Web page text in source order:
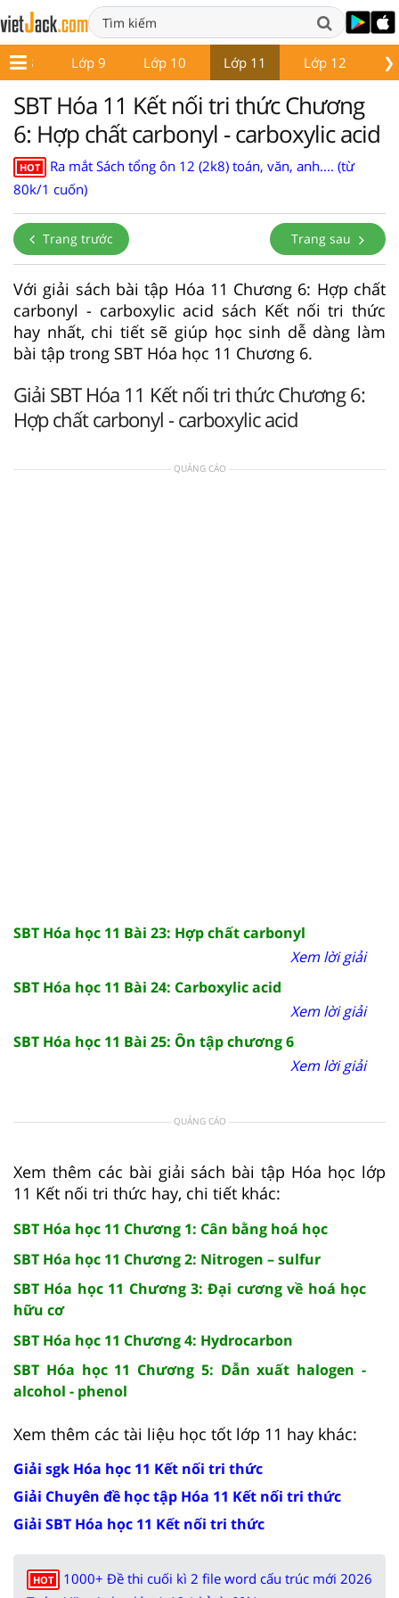
❯
Lớp 8 Lớp 9 Lớp 10 Lớp 11 Lớp 12
SBT Hóa 11 Kết nối tri thức Chương
6: Hợp chất carbonyl - carboxylic acid
HOT
Ra mắt Sách tổng ôn 12 (2k8) toán, văn, anh.... (từ
80k/1 cuốn)
Trang trước Trang sau
Với giải sách bài tập Hóa 11 Chương 6: Hợp chất
carbonyl - carboxylic acid sách Kết nối tri thức
hay nhất, chi tiết sẽ giúp học sinh dễ dàng làm
bài tập trong SBT Hóa học 11 Chương 6.
Giải SBT Hóa 11 Kết nối tri thức Chương 6:
Hợp chất carbonyl - carboxylic acid
QUẢNG CÁO
SBT Hóa học 11 Bài 23: Hợp chất carbonyl
Xem lời giải
SBT Hóa học 11 Bài 24: Carboxylic acid
Xem lời giải
SBT Hóa học 11 Bài 25: Ôn tập chương 6
Xem lời giải
QUẢNG CÁO
Xem thêm các bài giải sách bài tập Hóa học lớp
11 Kết nối tri thức hay, chi tiết khác:
SBT Hóa học 11 Chương 1: Cân bằng hoá học
SBT Hóa học 11 Chương 2: Nitrogen – sulfur
SBT Hóa học 11 Chương 3: Đại cương về hoá học
hữu cơ
SBT Hóa học 11 Chương 4: Hydrocarbon
SBT Hóa học 11 Chương 5: Dẫn xuất halogen -
alcohol - phenol
Xem thêm các tài liệu học tốt lớp 11 hay khác:
Giải sgk Hóa học 11 Kết nối tri thức
Giải Chuyên đề học tập Hóa 11 Kết nối tri thức
Giải SBT Hóa học 11 Kết nối tri thức
HOT
1000+ Đề thi cuối kì 2 file word cấu trúc mới 2026